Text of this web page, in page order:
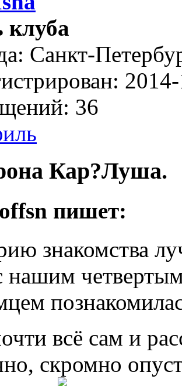
клуба
Санкт-
36
Кар?Луша.
пишет:
знакомства
нашим
всё сам и
скромно